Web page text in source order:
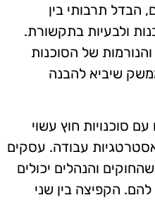
הבדל תרבותי בין
ולבעיות בתקשורת.
של הסוכנות
שיביא להבנה
סוכנויות חוץ עשוי
עבודה. עסקים
והנהלים יכולים
הקפיצה בין שני